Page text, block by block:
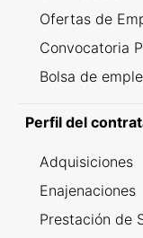
Ofertas de
Convocatoria
Bolsa de
Perfil del
Adquisiciones
Enajenaciones
Prestación de